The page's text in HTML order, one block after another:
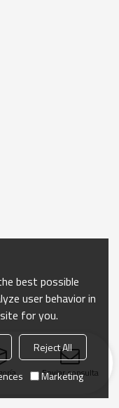
Enviar consulta
best possible
user behavior in
for you.
Reject All
Marketing